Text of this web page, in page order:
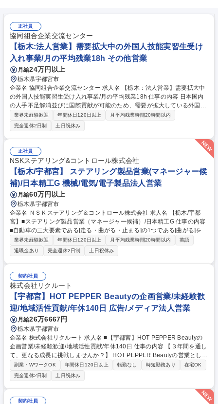
正社員
協同組合企業交流センター
【栃木:法人営業】需要拡大中の外国人技能実習生受け
入れ事業/月の平均残業18h その他営業
月給24万円以上
栃木県宇都宮市
企業名 協同組合企業交流センター 求人名 【栃木：法人営業】需要拡大中
の外国人技能実習生受け入れ事業/月の平均残業18h 仕事の内容 日本国内
の人手不足解消並びに国際貢献が可能のため、需要が拡大している外国人
技能実習生受け入れ事業を取り扱う当組合にて、外国人技能実習生の企業
受入れサポートなど法人営業をお任せします。 【具体的には】■受入希望
企業（新規・既存）への外国人採用提案 ■東南アジア諸国にて、採用面接
実施 ■受入に必要な出入国管理局への申請書類の作成 ■技能実習制度運用
状況確認のため、受入れ企業を毎月訪問 ■実習生のお世話や教育活動 ■実
習満了時など、帰国時の対応 ■実習先企業での実習実施状況の監査の実施
※得意先訪問時に自動車使用の可能性あり 業務の変更範囲：当組合の定め
る業務全般 募集職種 【栃木：法人営業】需要拡大中の外国人技能実習生
受け入れ事業/月の平均残業18h
業界未経験歓迎 年間休日120日以上
月平均残業時間20時間以内
完全週休2日制
土日祝休み
正社員
NSKステアリング&コントロール株式会社
【栃木/宇都宮】 ステアリング製品営業(マネージャー候
補)/日本精工G 機械/電気/電子製品法人営業
月給60万円以上
栃木県宇都宮市
企業名 ＮＳＫステアリング＆コントロール株式会社 求人名 【栃木/宇都
宮】■ステアリング製品営業（マネージャー候補）/日本精工G 仕事の内容
■自動車の三大要素である[走る・曲がる・止まる]の1つである[曲がる]を実
現する重要部品である各種ステアリング関連製品の大手自動車メーカーと
の【法人営業】をお任せします。■主要顧客；本田技研工業様 【具体的に
は】 ■担当部門の営業マネジメント■市場調査や競合分析、市場ニーズの
把握による営業戦略の策定■案件受注活動：製品プレゼン・打合せ設定及
びその事前準備。完成車メーカーの車種設計・調達部門を相手に営業■価
格交渉：量産部品の年次価格交渉、新規案件見積回答及び価格交渉顧客の
調達購買と価格交渉■販売管理：販売予算の作成及び売上予実管理■顧客サ
ービス：既存ビジネスに関するアフターサービス対応 募集職種 【栃木/宇
都宮】■ステアリング製品営業（マネージャー候補）/日本精工G
業界未経験歓迎 年間休日120日以上 月平均残業時間20時間以内
英語
退職金あり
完全週休2日制 土日祝休み
契約社員
株式会社リクルート
【宇都宮】HOT PEPPER Beautyの企画営業/未経験歓
迎/地域活性貢献/年休140日 広告/メディア法人営業
月給26万6667円
栃木県宇都宮市
企業名 株式会社リクルート 求人名 ■【宇都宮】HOT PEPPER Beautyの
企画営業/未経験歓迎/地域活性貢献/年休140日 仕事の内容 【３年間を通し
て、更なる成長に挑戦しませんか？】 HOT PEPPER Beautyの営業とし
て、各種サロンの集客の問題の解決・業務支援サービスを導入など経営の
パートナーとして、支援をお任せします。 【業務詳細】各種美容系サロン
クライアントへ新規・既存営業をお任せします。ただサービスを売るので
はなく、顧客ヒアリングを起点に店舗集客UPの課題解決提案を行いま
す。より効果のある記事提案、キャンペーンや特別メニューの提案、店舗
副業・WワークOK 年間休日120日以上 転勤なし 時短勤務あり
在宅OK
完全週休2日制
土日祝休み
契約社員